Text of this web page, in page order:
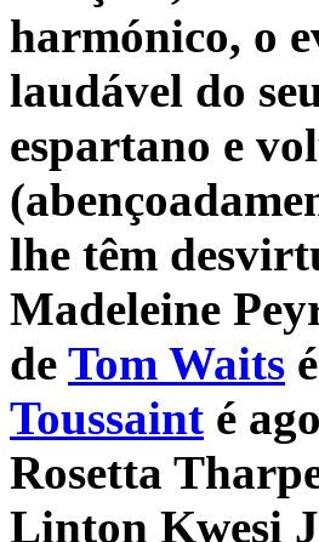
harmónico, o
laudável do
espartano e
lhe têm
Madeleine
de Tom Waits
Toussaint é
Rosetta
Linton Kwesi